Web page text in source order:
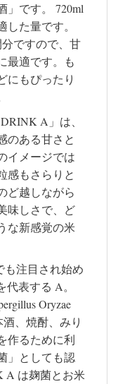
」です。 720ml
た量です。
ですので、甘
最適です。も
にもぴったり
A」は、
のある甘さと
イメージでは
感もさらりと
ど越しながら
味しさで、ど
な新感覚の米
も注目され始め
代表する A。
Oryzae
、焼酎、みり
作るために利
」としても認
A は麹菌とお米